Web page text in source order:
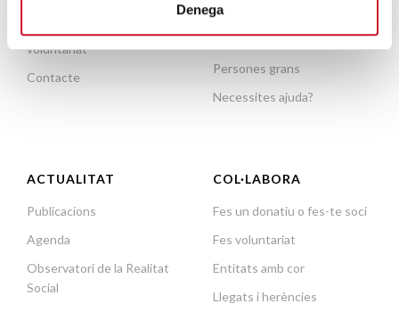
Denega
voluntariat
Contacte
bàsiques
Mobilitat humana
Persones grans
Necessites ajuda?
ACTUALITAT
Publicacions
Agenda
Observatori de la Realitat
Social
COL·LABORA
Fes un donatiu o fes-te soci
Fes voluntariat
Entitats amb cor
Llegats i herències